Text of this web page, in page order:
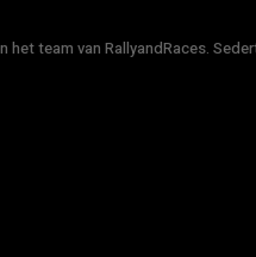
team van RallyandRaces.